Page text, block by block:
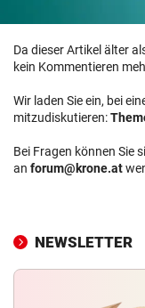
Da dieser Artikel älter
kein Kommentieren
Wir laden Sie ein, bei
mitzudiskutieren:
Bei Fragen können Sie
an forum@krone.at
NEWSLETTER